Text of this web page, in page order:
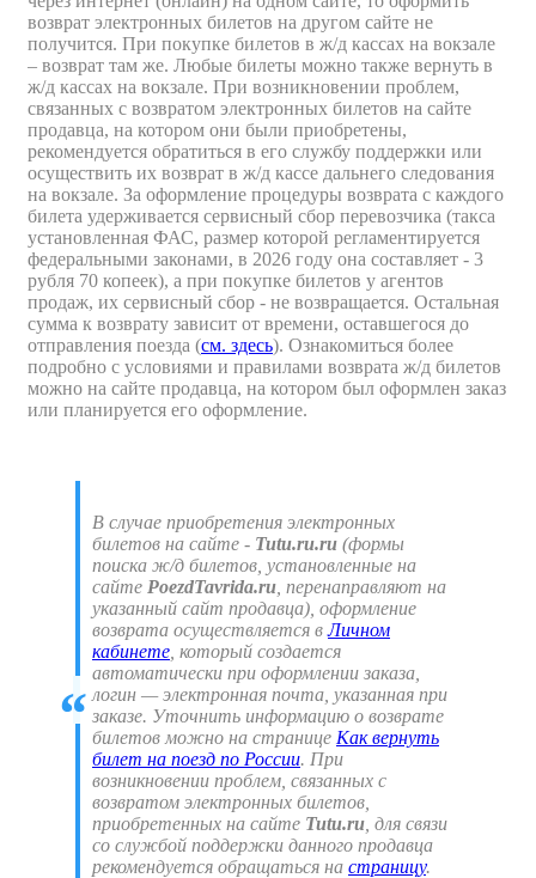
возврат электронных билетов на другом сайте не
получится. При покупке билетов в ж/д кассах на вокзале
– возврат там же. Любые билеты можно также вернуть в
ж/д кассах на вокзале. При возникновении проблем,
связанных с возвратом электронных билетов на сайте
продавца, на котором они были приобретены,
рекомендуется обратиться в его службу поддержки или
осуществить их возврат в ж/д кассе дальнего следования
на вокзале. За оформление процедуры возврата с каждого
билета удерживается сервисный сбор перевозчика (такса
установленная ФАС, размер которой регламентируется
федеральными законами, в 2026 году она составляет - 3
рубля 70 копеек), а при покупке билетов у агентов
продаж, их сервисный сбор - не возвращается. Остальная
сумма к возврату зависит от времени, оставшегося до
отправления поезда (см. здесь). Ознакомиться более
подробно с условиями и правилами возврата ж/д билетов
можно на сайте продавца, на котором был оформлен заказ
или планируется его оформление.
В случае приобретения электронных
билетов на сайте - Tutu.ru.ru (формы
поиска ж/д билетов, установленные на
сайте PoezdTavrida.ru , перенаправляют на
указанный сайт продавца), оформление
возврата осуществляется вЛичном
кабинете , который создается
автоматически при оформлении заказа,
логин — электронная почта, указанная при
заказе. Уточнить информацию о возврате
билетов можно на странице Как вернуть
билет на поезд по России. При
возникновении проблем, связанных с
возвратом электронных билетов,
приобретенных на сайте Tutu.ru , для связи
со службой поддержки данного продавца
рекомендуется обращаться на страницу.